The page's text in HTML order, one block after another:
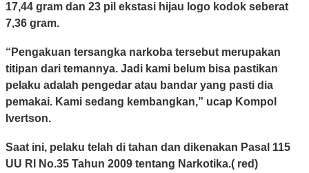
17,44 gram dan 23 pil ekstasi hijau logo kodok seberat
7,36 gram.
“Pengakuan tersangka narkoba tersebut merupakan
titipan dari temannya. Jadi kami belum bisa pastikan
pelaku adalah pengedar atau bandar yang pasti dia
pemakai. Kami sedang kembangkan,” ucap Kompol
Ivertson.
Saat ini, pelaku telah di tahan dan dikenakan Pasal 115
UU RI No.35 Tahun 2009 tentang Narkotika.( red)